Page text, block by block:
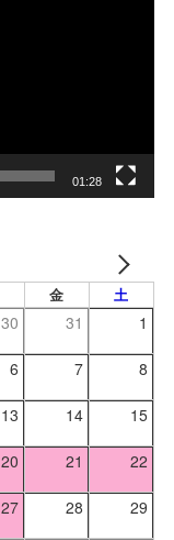
01:28
金 土
30 31 1
6 7 8
13 14 15
20 21 22
27 28 29